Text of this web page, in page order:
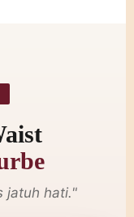
jatuh hati."